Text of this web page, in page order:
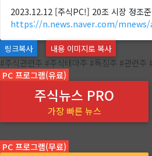
2023.12.12 [주식PC!] 20조 시장 정조
https://n.news.naver.com/mnews/
링크복사 내용 이미지로 복사
#주식관련주 #주식테마주 #특징주 #관련주
PC 프로그램(유료)
주식뉴스 PRO
가장 빠른 뉴스
PC 프로그램(무료)